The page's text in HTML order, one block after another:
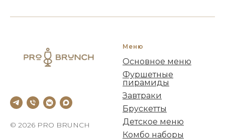
© 2026 PRO BRUNCH
Меню
Основное меню
Фуршетные
пирамиды
Завтраки
Брускетты
Детское меню
Комбо наборы